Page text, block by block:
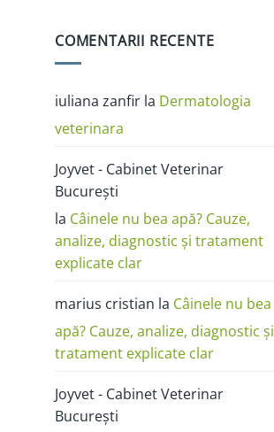
(FAVN):
ghid
Râia
cum
o
de
dermatită
COMENTARII RECENTE
iuliana zanfir la Dermatologia
veterinara
Joyvet - Cabinet Veterinar
București
la Câinele nu bea apă? Cauze,
analize, diagnostic și tratament
explicate clar
marius cristian la Câinele nu bea
apă? Cauze, analize, diagnostic și
tratament explicate clar
Joyvet - Cabinet Veterinar
București